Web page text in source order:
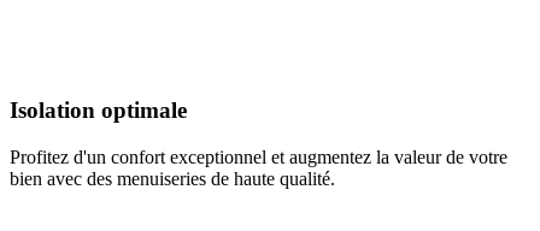
Isolation optimale
Profitez d'un confort exceptionnel et augmentez la valeur de votre
bien avec des menuiseries de haute qualité.